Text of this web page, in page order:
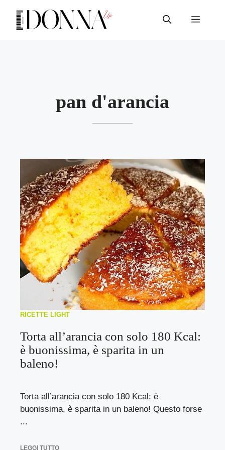
contenuto
Menu
pan d'arancia
RICETTE LIGHT
Torta all’arancia con solo 180 Kcal:
è buonissima, è sparita in un
baleno!
Torta all’arancia con solo 180 Kcal: è
buonissima, è sparita in un baleno! Questo forse
...
LEGGI TUTTO